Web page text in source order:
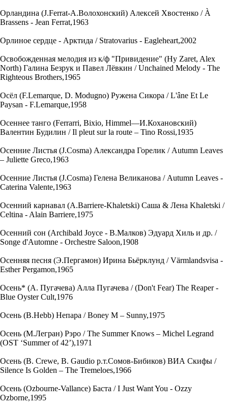
Орландина (J.Ferrat-А.Волохонский) Алексей Хвостенко / À
Brassens - Jean Ferrat,1963
Орлиное сердце - Арктида / Stratovarius - Eagleheart,2002
Освобожденная мелодия из к/ф "Привидение" (Hy Zaret, Alex
North) Галина Безрук и Павел Лёвкин / Unchained Melody - The
Righteous Brothers,1965
Осёл (F.Lemarque, D. Modugno) Ружена Сикора / L'âne Et Le
Paysan - F.Lemarque,1958
Осеннее танго (Ferrarri, Bixio, Himmel—И.Кохановский)
Валентин Будилин / Il pleut sur la route – Tino Rossi,1935
Осенние Листья (J.Cosma) Александра Горелик / Autumn Leaves
– Juliette Greco,1963
Осенние Листья (J.Cosma) Гелена Великанова / Autumn Leaves -
Caterina Valente,1963
Осенний карнавал (A.Barriere-Khaletski) Саша & Лена Khaletski /
Celtina - Alain Barriere,1975
Осенний сон (Archibald Joyce - В.Малков) Эдуард Хиль и др. /
Songe d'Automne - Orchestre Saloon,1908
Осенняя песня (Э.Пергамон) Ирина Бьёрклунд / Värmlandsvisa -
Esther Pergamon,1965
Осень* (А. Пугачева) Алла Пугачева / (Don't Fear) The Reaper -
Blue Oyster Cult,1976
Осень (B.Hebb) Непара / Boney M – Sunny,1975
Осень (М.Легран) Рэро / The Summer Knows – Michel Legrand
(OST ‘Summer of 42’),1971
Осень (B. Crewe, B. Gaudio р.т.Сомов-Бибиков) ВИА Скифы /
Silence Is Golden – The Tremeloes,1966
Осень (Ozbourne-Vallance) Баста / I Just Want You - Ozzy
Ozborne,1995